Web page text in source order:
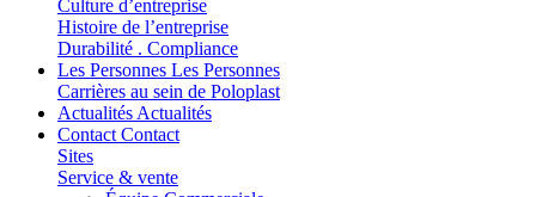
Culture d’entreprise
Histoire de l’entreprise
Durabilité . Compliance
Les Personnes Les Personnes
Carrières au sein de Poloplast
Actualités Actualités
Contact Contact
Sites
Service & vente